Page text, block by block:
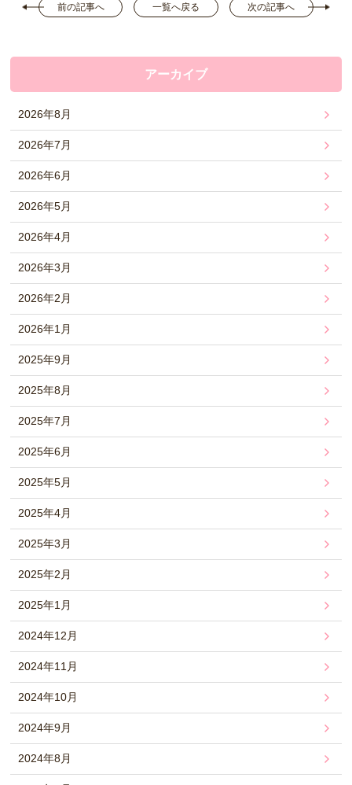
前の記事へ 一覧へ戻る 次の記事へ
アーカイブ
2026年8月
2026年7月
2026年6月
2026年5月
2026年4月
2026年3月
2026年2月
2026年1月
2025年9月
2025年8月
2025年7月
2025年6月
2025年5月
2025年4月
2025年3月
2025年2月
2025年1月
2024年12月
2024年11月
2024年10月
2024年9月
2024年8月